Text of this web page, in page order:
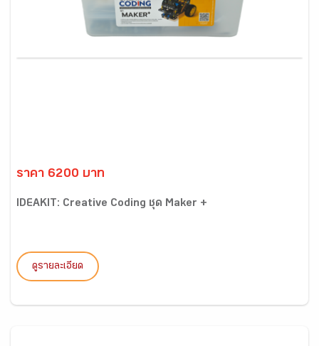
ราคา 6200 บาท
IDEAKIT: Creative Coding ชุด Maker +
ดูรายละเอียด